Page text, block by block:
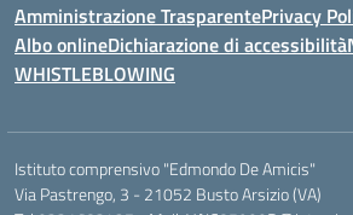
Amministrazione TrasparentePrivacy
Albo onlineDichiarazione di accessibilità
WHISTLEBLOWING
Istituto comprensivo "Edmondo De Amicis"
Via Pastrengo, 3 - 21052 Busto Arsizio (VA)